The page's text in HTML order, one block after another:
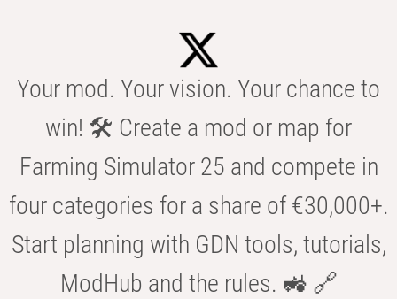
Your mod. Your vision. Your chance to
win! 🛠️ Create a mod or map for
Farming Simulator 25 and compete in
four categories for a share of €30,000+.
Start planning with GDN tools, tutorials,
ModHub and the rules. 🚜 🔗